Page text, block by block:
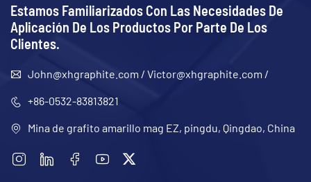
Estamos Familiarizados Con Las Necesidades De
Aplicación De Los Productos Por Parte De Los
Clientes.
John@xhgraphite.com / Victor@xhgraphite.com /
+86-0532-83813821
Mina de grafito amarillo mag EZ, pingdu, Qingdao, China